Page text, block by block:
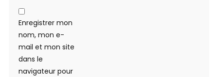
Enregistrer mon
nom, mon e-
mail et mon site
dans le
navigateur pour